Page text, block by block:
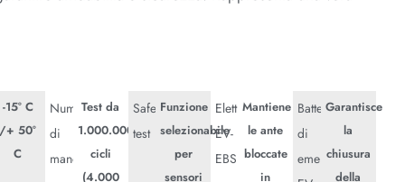
-15° C
/+ 50°
C
Numero
di
manovre
Test da
1.000.000
cicli
(4.000
Safety
test
Funzione
selezionabile
per
sensori
Elettroblocco
EV-
EBSFSEF
Mantiene
le ante
bloccate
in
Batteria
di
emergenza
Garantisce
la
chiusura
della